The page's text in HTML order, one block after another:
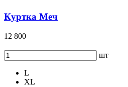
Куртка Меч
12 800
шт
L
XL